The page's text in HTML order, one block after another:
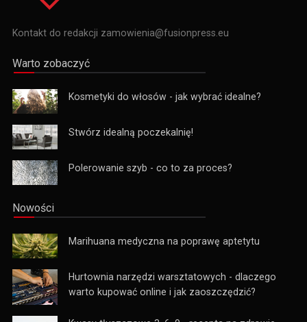
Kontakt do redakcji zamowienia@fusionpress.eu
Warto zobaczyć
Kosmetyki do włosów - jak wybrać idealne?
Stwórz idealną poczekalnię!
Polerowanie szyb - co to za proces?
Nowości
Marihuana medyczna na poprawę aptetytu
Hurtownia narzędzi warsztatowych - dlaczego
warto kupować online i jak zaoszczędzić?